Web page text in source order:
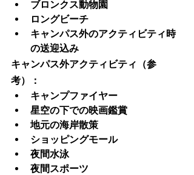
ブロンクス動物園
ロングビーチ
キャンパス外のアクティビティ時
の送迎込み
キャンパス外アクティビティ（参
考）：
キャンプファイヤー
星空の下での映画鑑賞
地元の海岸散策
ショッピングモール
夜間水泳
夜間スポーツ